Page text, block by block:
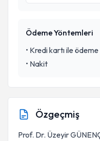
Ödeme Yöntemleri
• Kredi kartı ile ödeme
• Nakit
Özgeçmiş
Prof. Dr. Üzeyir